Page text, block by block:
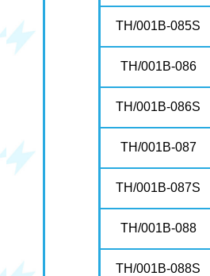
TH/001B-085S
TH/001B-086
TH/001B-086S
TH/001B-087
TH/001B-087S
TH/001B-088
TH/001B-088S